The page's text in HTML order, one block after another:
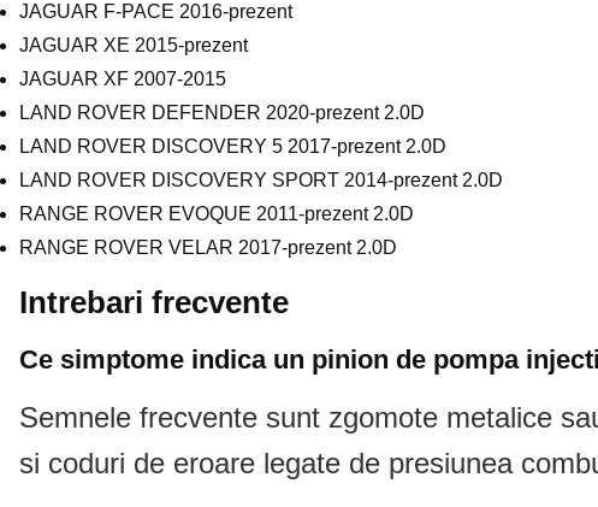
JAGUAR F-PACE 2016-prezent
JAGUAR XE 2015-prezent
JAGUAR XF 2007-2015
LAND ROVER DEFENDER 2020-prezent 2.0D
LAND ROVER DISCOVERY 5 2017-prezent 2.0D
LAND ROVER DISCOVERY SPORT 2014-prezent 2.0D
RANGE ROVER EVOQUE 2011-prezent 2.0D
RANGE ROVER VELAR 2017-prezent 2.0D
Intrebari frecvente
Ce simptome indica un pinion de pompa
Semnele frecvente sunt zgomote metalice
si coduri de eroare legate de presiunea